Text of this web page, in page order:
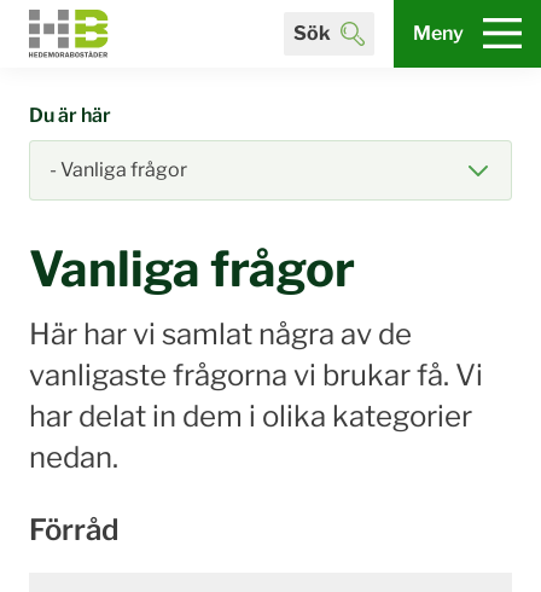
Sök Meny
Vanliga frågor
Här har vi samlat några av de
vanligaste frågorna vi brukar få. Vi
har delat in dem i olika kategorier
nedan.
Förråd
Du är här